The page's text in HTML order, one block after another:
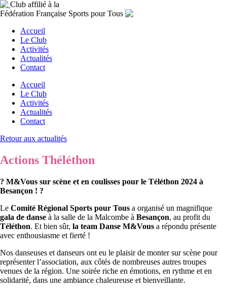
Club affilié à la
Fédération Française Sports pour Tous
Accueil
Le Club
Activités
Actualités
Contact
Accueil
Le Club
Activités
Actualités
Contact
Retour aux actualités
Actions Théléthon
? M&Vous sur scène et en coulisses pour le Téléthon 2024 à
Besançon ! ?
Le Comité Régional Sports pour Tous a organisé un magnifique
gala de danse à la salle de la Malcombe à Besançon, au profit du
Téléthon. Et bien sûr, la team Danse M&Vous a répondu présente
avec enthousiasme et fierté !
Nos danseuses et danseurs ont eu le plaisir de monter sur scène pour
représenter l’association, aux côtés de nombreuses autres troupes
venues de la région. Une soirée riche en émotions, en rythme et en
solidarité, dans une ambiance chaleureuse et bienveillante.